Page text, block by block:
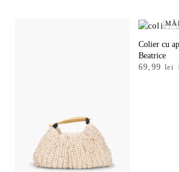
Colier cu
Beatrice
Prețul
69,99 lei
Prețul